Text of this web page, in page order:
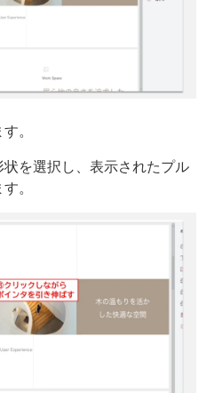
。
を選択し、表示されたプル
。